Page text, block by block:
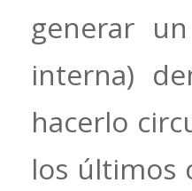
generar
interna)
hacerlo
los últimos